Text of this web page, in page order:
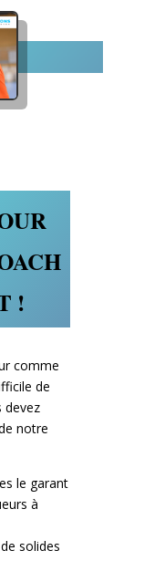
!
comme
de
devez
notre
le garant
à
solides